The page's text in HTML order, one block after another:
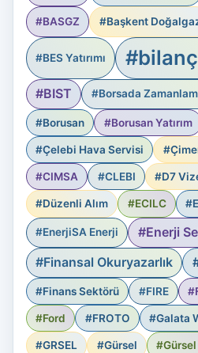
#BASGZ #Başkent
#BES Yatırımı
#BIST #Borsada
#Borusan #Borusan Yatırım
#Çelebi Hava Servisi
#CIMSA #CLEBI #D7
#Düzenli Alım #ECILC
#EnerjiSA Enerji #Enerji
#Finansal Okuryazarlık
#Finans Sektörü #FIRE
#Ford #FROTO #Galata
#GRSEL #Gürsel